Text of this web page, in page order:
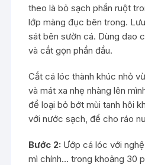
theo là bỏ sạch phần ruột
lớp màng đục bên trong.
sát bên sườn cá. Dùng dao
và cắt gọn phần đầu.
Cắt cá lóc thành khúc nhỏ
và mát xa nhẹ nhàng lên
để loại bỏ bớt mùi tanh hôi
với nước sạch, để cho ráo
Bước 2: Ướp cá lóc với
mì chính… trong khoảng 30